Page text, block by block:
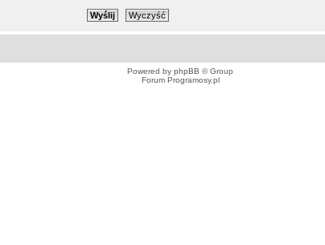
Powered by phpBB © Group
Forum Programosy.pl